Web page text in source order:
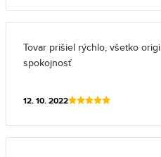
Tovar prišiel rýchlo, všetko
spokojnosť
12. 10. 2022